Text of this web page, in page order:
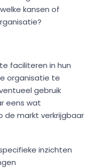
kansen of
faciliteren in hun
organisatie te
gebruik
eens wat
de markt verkrijgbaar
inzichten